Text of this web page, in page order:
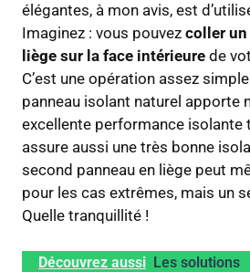
élégantes, à mon avis, est
Imaginez : vous pouvez coller un
liège sur la face intérieure de
C’est une opération assez
panneau isolant naturel apporte
excellente performance isolante
assure aussi une très bonne
second panneau en liège peut
pour les cas extrêmes, mais un
Quelle tranquillité !
Découvrez aussi Les solutions